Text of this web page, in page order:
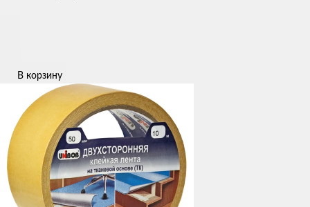
В корзину